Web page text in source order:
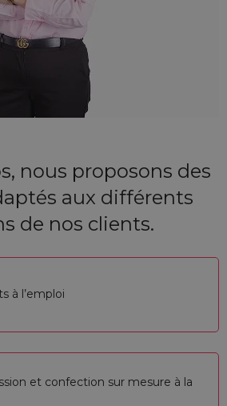
nous proposons des
aux différents
de nos clients.
à l’emploi
et confection sur mesure à la